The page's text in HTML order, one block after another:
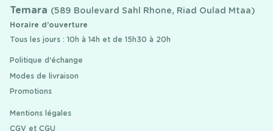
Temara (589 Boulevard Sahl Rhone, Riad Oulad Mtaa)
Horaire d’ouverture
Tous les jours : 10h à 14h et de 15h30 à 20h
Politique d'échange
Modes de livraison
Promotions
Mentions légales
CGV et CGU